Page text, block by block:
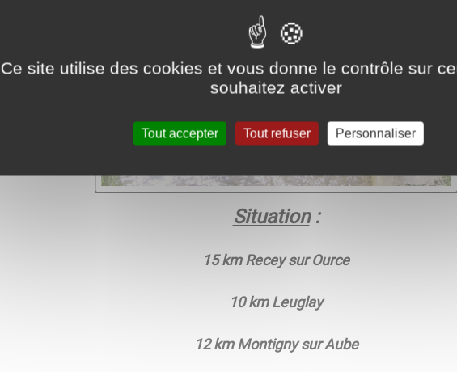
Situation:
15 km Recey sur Ource
10 km Leuglay
12 km Montigny sur Aube
Ce site utilise des cookies et vous donne le contrôle sur
souhaitez activer
Tout accepter Tout refuser Personnaliser